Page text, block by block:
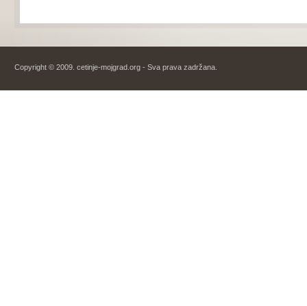
Copyright © 2009. cetinje-mojgrad.org - Sva prava zadržana.